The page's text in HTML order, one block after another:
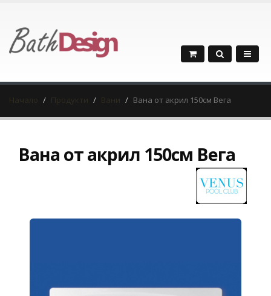
Начало Продукти Вани Вана от акрил 150см Вега
Вана от акрил 150см Вега